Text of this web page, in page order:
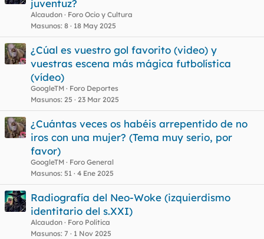
juventuz?
Alcaudon
Foro Ocio y Cultura
Masunos 8 18 May 2025
¿Cúal es vuestro gol favorito (video) y
vuestras escena más mágica futbolística
(vídeo)
GoogleTM
Foro Deportes
Masunos 25 23 Mar 2025
¿Cuántas veces os habéis arrepentido de no
iros con una mujer? (Tema muy serio, por
favor)
GoogleTM
Foro General
Masunos 51 4 Ene 2025
Radiografía del Neo-Woke (izquierdismo
identitario del s.XXI)
Alcaudon
Foro Política
Masunos 7 1 Nov 2025